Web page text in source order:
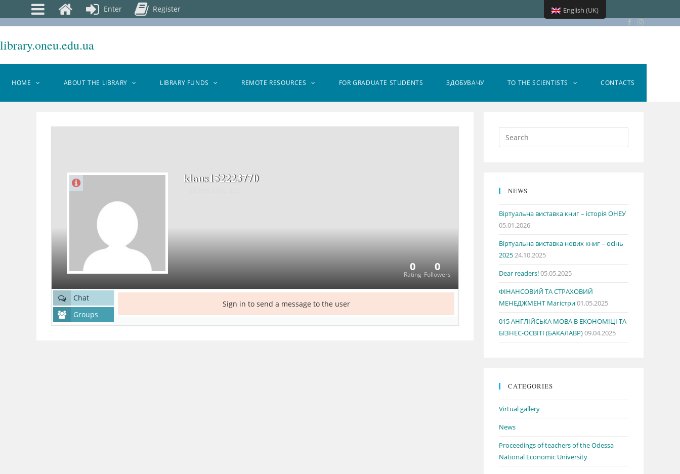
library.oneu.edu.ua
HOME ABOUT THE LIBRARY LIBRARY FUNDS REMOTE RESOURCES FOR GRADUATE STUDENTS ЗДОБУВАЧУ TO THE SCIENTISTS CONTACTS
klaus152223770
Rating
0
Followers
0
Chat
Groups
Sign in to send a message to the user
NEWS
Віртуальна виставка книг – історія ОНЕУ
05.01.2026
Віртуальна виставка нових книг – осінь
202524.10.2025
Dear readers!05.05.2025
ФІНАНСОВИЙ ТА СТРАХОВИЙ
МЕНЕДЖМЕНТ Магістри01.05.2025
015 АНГЛІЙСЬКА МОВА В ЕКОНОМІЦІ ТА
БІЗНЕС-ОСВІТІ (БАКАЛАВР)09.04.2025
CATEGORIES
Virtual gallery
News
Proceedings of teachers of the Odessa
National Economic University
Enter Register English (UK)